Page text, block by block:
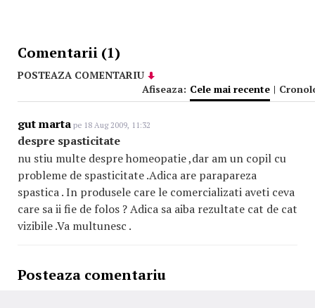
Comentarii (1)
POSTEAZA COMENTARIU
Afiseaza: Cele mai recente |
gut marta pe 18 Aug 2009, 11:32
despre spasticitate
nu stiu multe despre homeopatie ,dar am un copil cu
probleme de spasticitate .Adica are parapareza
spastica . In produsele care le comercializati aveti ceva
care sa ii fie de folos ? Adica sa aiba rezultate cat de cat
vizibile .Va multunesc .
Posteaza comentariu